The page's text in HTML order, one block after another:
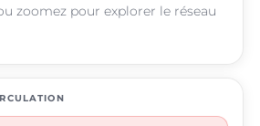
zoomez pour explorer le réseau